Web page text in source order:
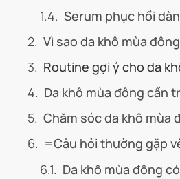
Serum phục hồi
Vì sao da khô mùa
Routine gợi ý cho da
Da khô mùa đông cần
Chăm sóc da khô mùa
=Câu hỏi thường gặp
Da khô mùa đông